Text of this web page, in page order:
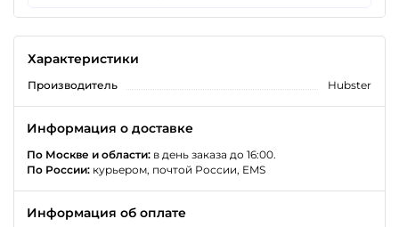
Характеристики
Производитель Hubster
Информация о доставке
По Москве и области: в день заказа до 16:00.
По России: курьером, почтой России, EMS
Информация об оплате